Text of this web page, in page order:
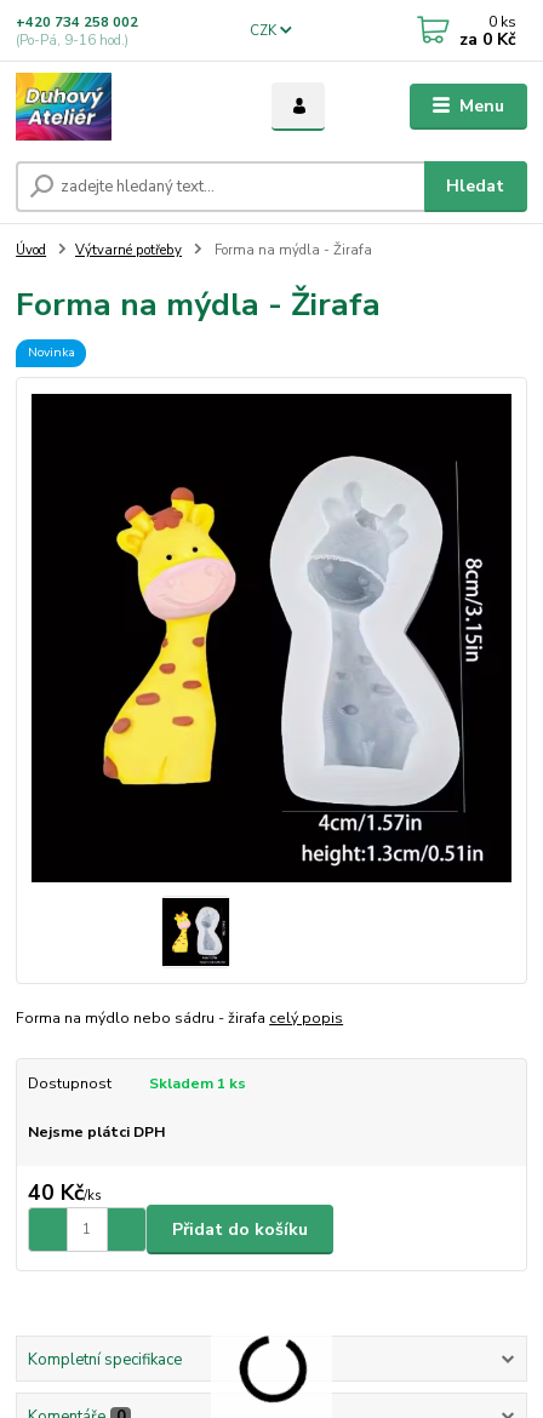
Menu
CZK
Hledat
+420 734 258 002
(Po-Pá, 9-16 hod.)
0 ks
za 0 Kč
Úvod Výtvarné potřeby Forma na mýdla - Žirafa
Forma na mýdla - Žirafa
Novinka
Forma na mýdlo nebo sádru - žirafa celý popis
Dostupnost Skladem 1 ks
Nejsme plátci DPH
40 Kč/ks
Přidat do košíku
Kompletní specifikace